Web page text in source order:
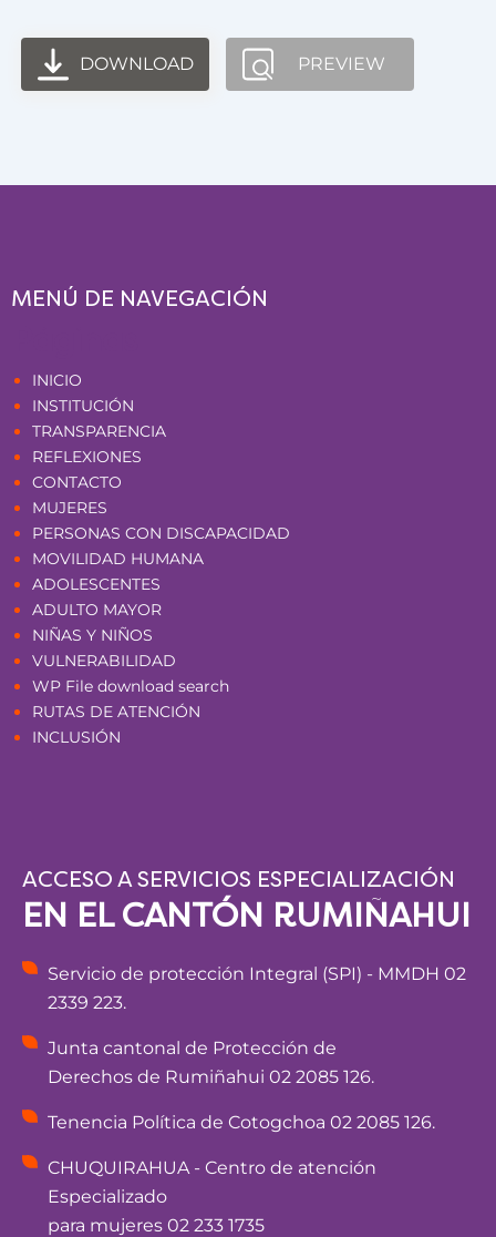
DOWNLOAD PREVIEW
MENÚ DE NAVEGACIÓN
INICIO
INSTITUCIÓN
TRANSPARENCIA
REFLEXIONES
CONTACTO
MUJERES
PERSONAS CON DISCAPACIDAD
MOVILIDAD HUMANA
ADOLESCENTES
ADULTO MAYOR
NIÑAS Y NIÑOS
VULNERABILIDAD
WP File download search
RUTAS DE ATENCIÓN
INCLUSIÓN
ACCESO A SERVICIOS ESPECIALIZACIÓN
EN EL CANTÓN RUMIÑAHUI
Servicio de protección Integral (SPI) - MMDH 02
2339 223.
Junta cantonal de Protección de
Derechos de Rumiñahui 02 2085 126.
Tenencia Política de Cotogchoa 02 2085 126.
CHUQUIRAHUA - Centro de atención
Especializado
para mujeres 02 233 1735